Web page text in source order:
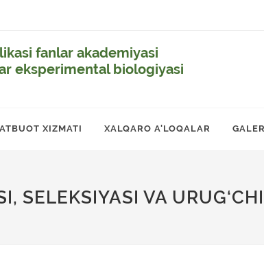
fanlar akademiyasi
eksperimental biologiyasi
XIZMATI XALQARO A'LOQALAR
SELEKSIYASI VA